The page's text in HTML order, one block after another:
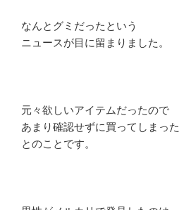
なんとグミだったという
ニュースが目に留まりました。
元々欲しいアイテムだったので
あまり確認せずに買ってしまった
とのことです。